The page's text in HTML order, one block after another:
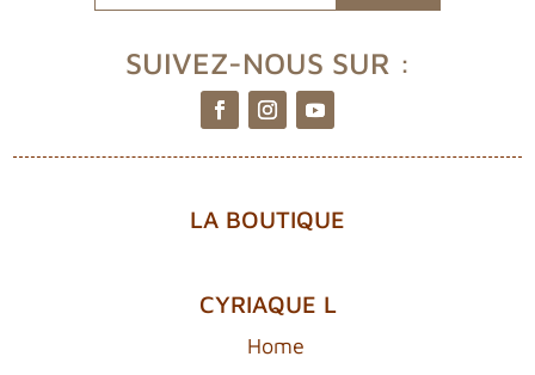
SUIVEZ-NOUS SUR :
LA BOUTIQUE
CYRIAQUE L
Home